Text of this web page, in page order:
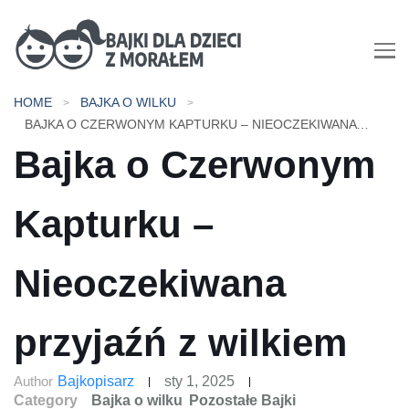
Bajki dla dzieci z morałem |
Bajki do czytania na dobranoc
HOME
BAJKA O WILKU
BAJKA O CZERWONYM KAPTURKU – NIEOCZEKIWANA PRZYJAŹŃ Z WILKIEM
Bajka o Czerwonym
Kapturku –
Nieoczekiwana
przyjaźń z wilkiem
Author Bajkopisarz
sty 1, 2025
Category
Bajka o wilku Pozostałe Bajki